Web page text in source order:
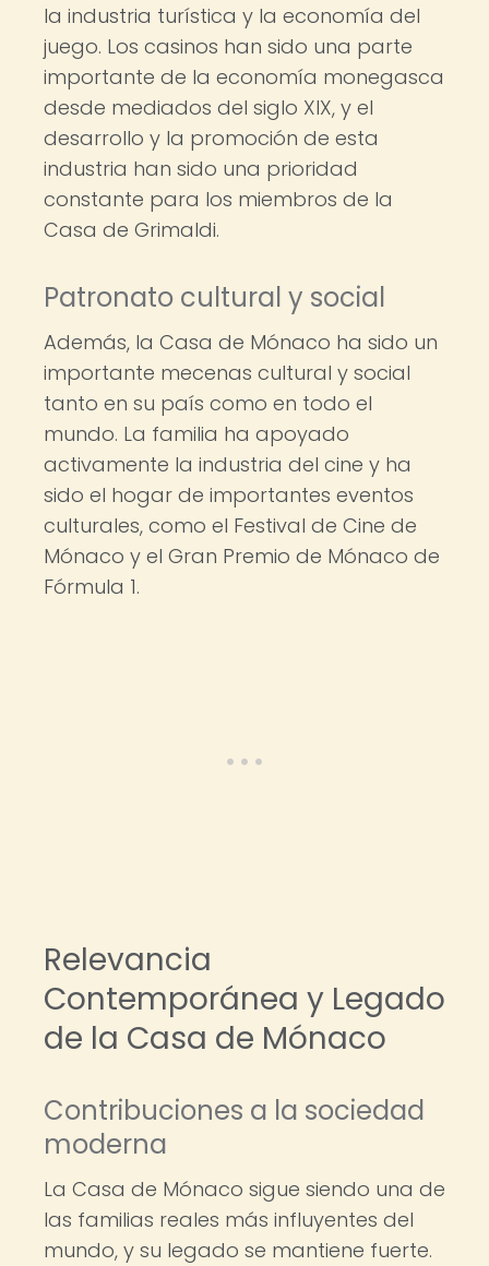
la industria turística y la economía del
juego. Los casinos han sido una parte
importante de la economía monegasca
desde mediados del siglo XIX, y el
desarrollo y la promoción de esta
industria han sido una prioridad
constante para los miembros de la
Casa de Grimaldi.
Patronato cultural y social
Además, la Casa de Mónaco ha sido un
importante mecenas cultural y social
tanto en su país como en todo el
mundo. La familia ha apoyado
activamente la industria del cine y ha
sido el hogar de importantes eventos
culturales, como el Festival de Cine de
Mónaco y el Gran Premio de Mónaco de
Fórmula 1.
Relevancia
Contemporánea y Legado
de la Casa de Mónaco
Contribuciones a la sociedad
moderna
La Casa de Mónaco sigue siendo una de
las familias reales más influyentes del
mundo, y su legado se mantiene fuerte.